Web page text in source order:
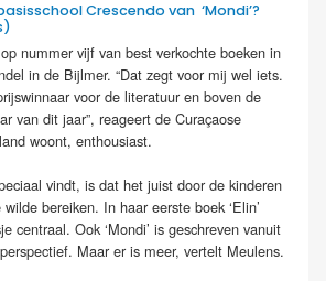
Crescendo van ‘Mondi’?
nummer vijf van best verkochte boeken in
in de Bijlmer. “Dat zegt voor mij wel iets.
voor de literatuur en boven de
van dit jaar”, reageert de Curaçaose
woont, enthousiast.
vindt, is dat het juist door de kinderen
bereiken. In haar eerste boek ‘Elin’
centraal. Ook ‘Mondi’ is geschreven vanuit
Maar er is meer, vertelt Meulens.